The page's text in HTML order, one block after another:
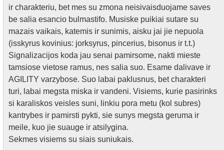
ir charakteriu, bet mes su zmona neisivaisduojame saves
be salia esancio bulmastifo. Musiske puikiai sutare su
mazais vaikais, katemis ir sunimis, aisku jai jie nepuola
(isskyrus kovinius: jorksyrus, pincerius, bisonus ir t.t.)
Signalizacijos koda jau senai pamirsome, nakti mieste
tamsiose vietose ramus, nes salia suo. Esame dalivave ir
AGILITY varzybose. Suo labai paklusnus, bet charakteri
turi, labai megsta miska ir vandeni. Visiems, kurie pasirinks
si karaliskos veisles suni, linkiu pora metu (kol subres)
kantrybes ir pamirsti pykti, sie sunys megsta geruma ir
meile, kuo jie suauge ir atsilygina.
Sekmes visiems su siais suniukais.